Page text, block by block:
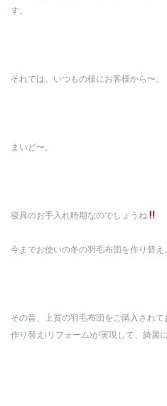
す。
それでは、いつもの様にお客様から〜。
まいど〜。
寝具のお手入れ時期なのでしょうね
今までお使いの冬の羽毛布団を作り替え。
その昔、上質の羽毛布団をご購入され
作り替え(リフォーム)が実現して、綺麗